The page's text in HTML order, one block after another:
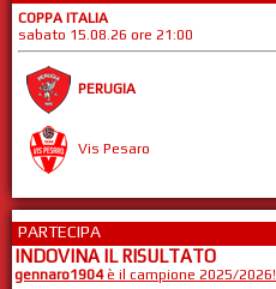
COPPA ITALIA
sabato 15.08.26 ore 21:00
PERUGIA
Vis Pesaro
PARTECIPA
INDOVINA IL RISULTATO
gennaro1904è il campione 2025/2026!